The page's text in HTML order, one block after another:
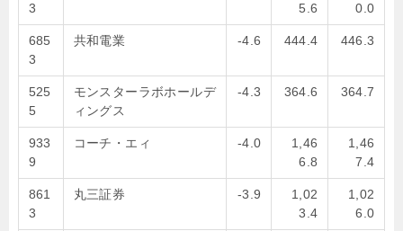
3
5.6
0.0
685
3
共和電業 -4.6 444.4 446.3
525
5
モンスターラボホールデ
ィングス
-4.3 364.6 364.7
933
9
コーチ・エィ -4.0
1,46
6.8
1,46
7.4
861
3
丸三証券 -3.9
1,02
3.4
1,02
6.0